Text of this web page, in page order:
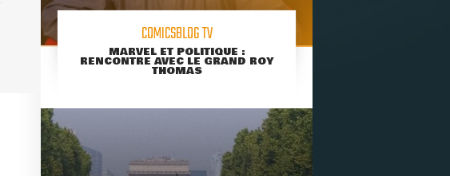
COMICSBLOG TV
MARVEL ET POLITIQUE :
RENCONTRE AVEC LE GRAND ROY
THOMAS